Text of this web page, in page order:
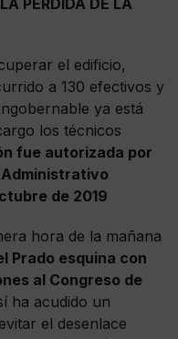
PERDIDA DE LA
el edificio,
a 130 efectivos y
ya está
los técnicos
fue autorizada por
de 2019
hora de la mañana
Prado esquina con
al Congreso de
ha acudido un
el desenlace